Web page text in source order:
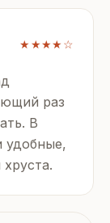
★★★★☆
раз
В
удобные,